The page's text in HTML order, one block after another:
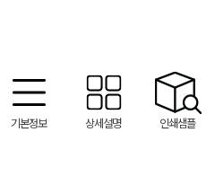
기본정보 상세설명 인쇄샘플